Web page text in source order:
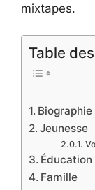
mixtapes.
Table
Biographie
Jeunesse
Éducation
Famille